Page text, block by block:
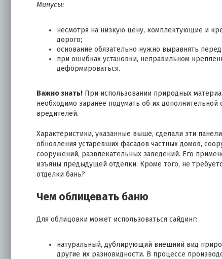
Минусы:
несмотря на низкую цену, комплектующие и
дорого;
основание обязательно нужно выравнять
при ошибках установки, неправильном
деформироваться.
Важно знать! При использовании природных
необходимо заранее подумать об их
вредителей.
Характеристики, указанные выше, сделали эти
обновления устаревших фасадов частных домов,
сооружений, развлекательных заведений. Его
изъяны предыдущей отделки. Кроме того, не
отделки бань?
Чем облицевать баню
Для облицовки может использоваться сайдинг:
натуральный, дублирующий внешний вид
другие их разновидности. В процессе